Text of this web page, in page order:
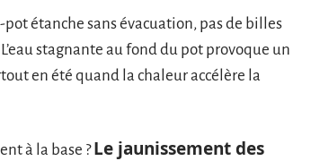
étanche sans évacuation, pas de billes
stagnante au fond du pot provoque un
en été quand la chaleur accélère la
à la base ?Le jaunissement des